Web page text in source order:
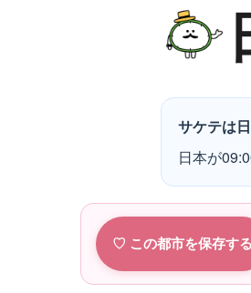
サケテは
日本が
♡ この都市を保存する